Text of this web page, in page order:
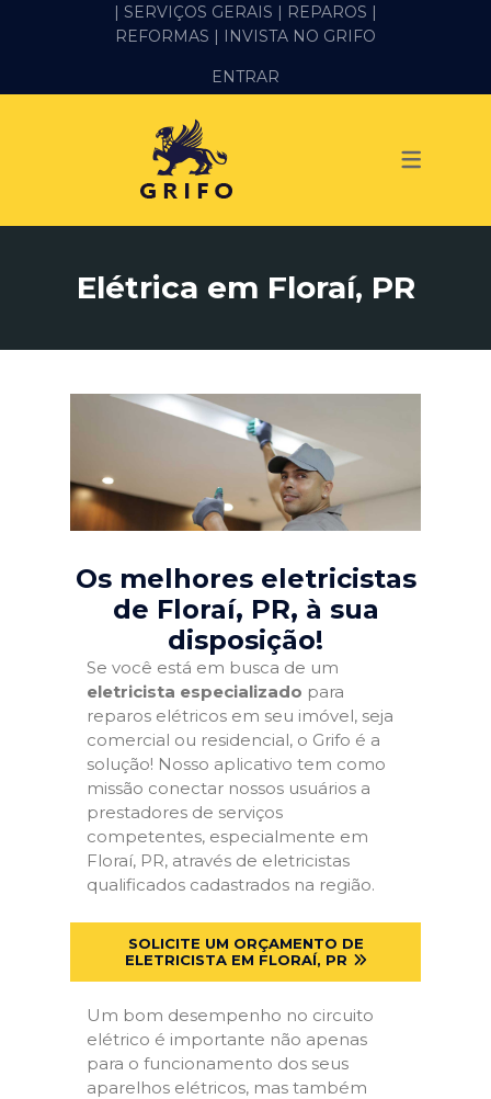
ALVENARIA E PEDREIRO
IMPERMEABILIZAÇÃO
REFORMA
| SERVIÇOS GERAIS | REPAROS |
REFORMAS | INVISTA NO GRIFO
ENTRAR
Elétrica em Floraí, PR
Os melhores eletricistas
de Floraí, PR, à sua
disposição!
Se você está em busca de um
eletricista especializado para
reparos elétricos em seu imóvel, seja
comercial ou residencial, o Grifo é a
solução! Nosso aplicativo tem como
missão conectar nossos usuários a
prestadores de serviços
competentes, especialmente em
Floraí, PR, através de eletricistas
qualificados cadastrados na região.
SOLICITE UM ORÇAMENTO DE
ELETRICISTA EM FLORAÍ, PR
Um bom desempenho no circuito
elétrico é importante não apenas
para o funcionamento dos seus
aparelhos elétricos, mas também